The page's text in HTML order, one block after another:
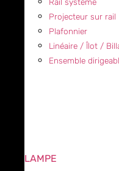
Projecteur sur rail
Plafonnier
Linéaire / Îlot /
Ensemble
LAMPE